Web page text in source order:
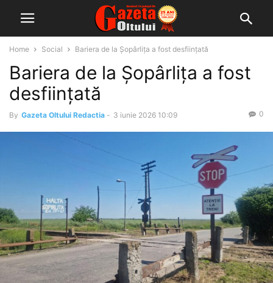
Home Social Bariera de la Șopârlița a fost desființată
Bariera de la Șopârlița a fost
desființată
By Gazeta Oltului Redactia - 3 iunie 2026 10:09 0